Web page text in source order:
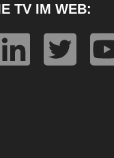
TV IM WEB: